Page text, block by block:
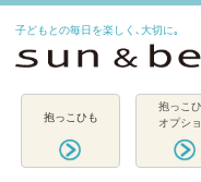
子どもとの毎日を楽しく､大切に｡
抱っこひも
抱っこ
オプシ